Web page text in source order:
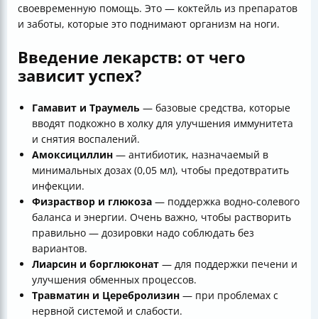
своевременную помощь. Это — коктейль из препаратов
и заботы, которые это поднимают организм на ноги.
Введение лекарств: от чего
зависит успех?
Гамавит и Траумель — базовые средства, которые
вводят подкожно в холку для улучшения иммунитета
и снятия воспалений.
Амоксициллин — антибиотик, назначаемый в
минимальных дозах (0,05 мл), чтобы предотвратить
инфекции.
Физраствор и глюкоза — поддержка водно-солевого
баланса и энергии. Очень важно, чтобы растворить
правильно — дозировки надо соблюдать без
вариантов.
Лиарсин и борглюконат — для поддержки печени и
улучшения обменных процессов.
Травматин и Церебролизин — при проблемах с
нервной системой и слабости.